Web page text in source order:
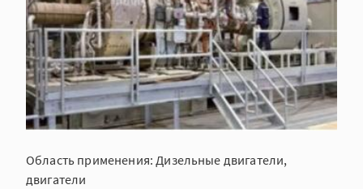
Область применения: Дизельные двигатели,
двигатели